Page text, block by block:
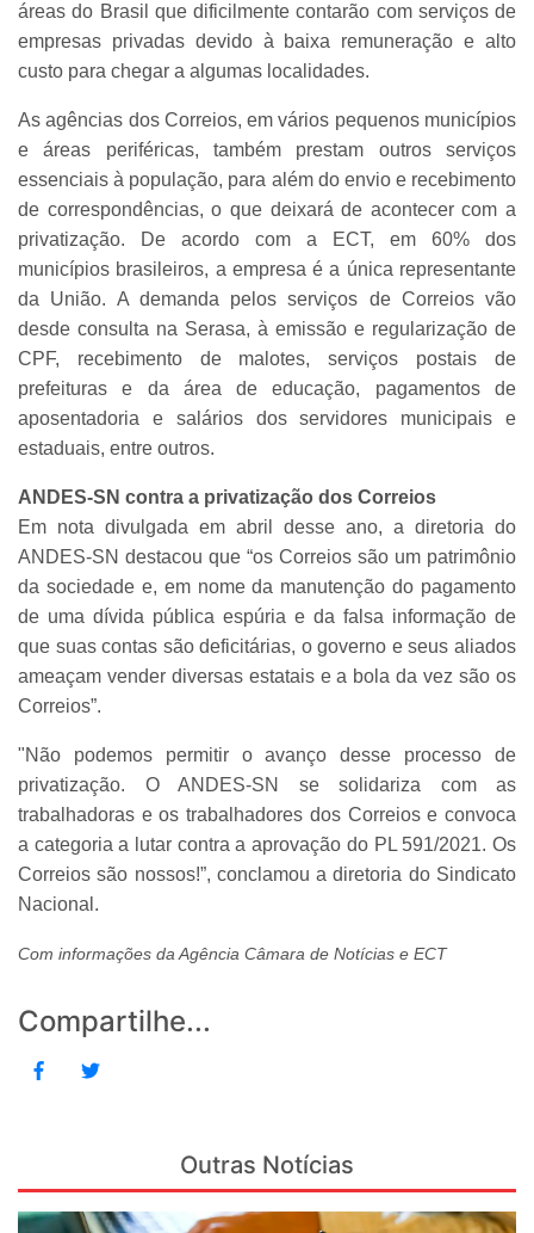
áreas do Brasil que dificilmente contarão com serviços de
empresas privadas devido à baixa remuneração e alto
custo para chegar a algumas localidades.
As agências dos Correios, em vários pequenos municípios
e áreas periféricas, também prestam outros serviços
essenciais à população, para além do envio e recebimento
de correspondências, o que deixará de acontecer com a
privatização. De acordo com a ECT, em 60% dos
municípios brasileiros, a empresa é a única representante
da União. A demanda pelos serviços de Correios vão
desde consulta na Serasa, à emissão e regularização de
CPF, recebimento de malotes, serviços postais de
prefeituras e da área de educação, pagamentos de
aposentadoria e salários dos servidores municipais e
estaduais, entre outros.
ANDES-SN contra a privatização dos Correios
Em nota divulgada em abril desse ano, a diretoria do
ANDES-SN destacou que “os Correios são um patrimônio
da sociedade e, em nome da manutenção do pagamento
de uma dívida pública espúria e da falsa informação de
que suas contas são deficitárias, o governo e seus aliados
ameaçam vender diversas estatais e a bola da vez são os
Correios”.
"Não podemos permitir o avanço desse processo de
privatização. O ANDES-SN se solidariza com as
trabalhadoras e os trabalhadores dos Correios e convoca
a categoria a lutar contra a aprovação do PL 591/2021. Os
Correios são nossos!”, conclamou a diretoria do Sindicato
Nacional.
Com informações da Agência Câmara de Notícias e ECT
Compartilhe...
Outras Notícias